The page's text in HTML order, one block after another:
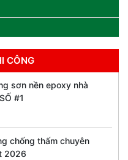
CÔNG
sơn nền epoxy nhà
#1
chống thấm chuyên
2026